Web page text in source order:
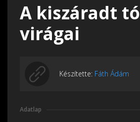
A kiszáradt tó
virágai
Készítette: Fáth Ádám
Adatlap